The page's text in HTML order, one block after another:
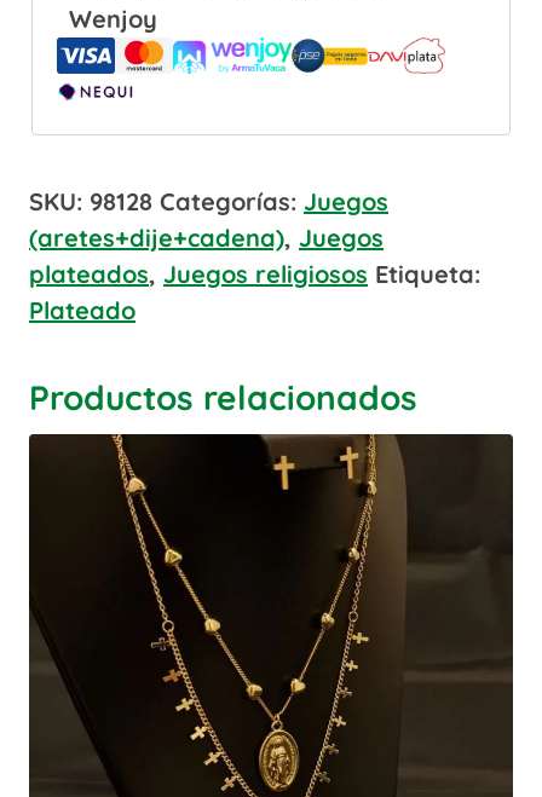
Wenjoy
SKU: 98128 Categorías: Juegos
(aretes+dije+cadena), Juegos
plateados, Juegos religiosos Etiqueta:
Plateado
Productos relacionados